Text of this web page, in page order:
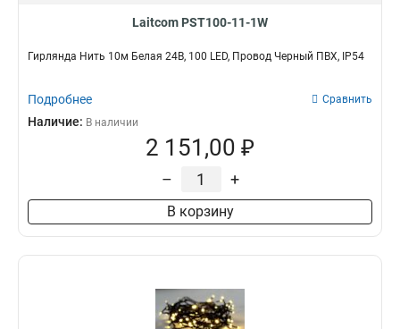
Laitcom PST100-11-1W
Гирлянда Нить 10м Белая 24В, 100 LED, Провод Черный ПВХ, IP54
Подробнее Сравнить
Наличие: В наличии
2 151,00 ₽
– +
В корзину